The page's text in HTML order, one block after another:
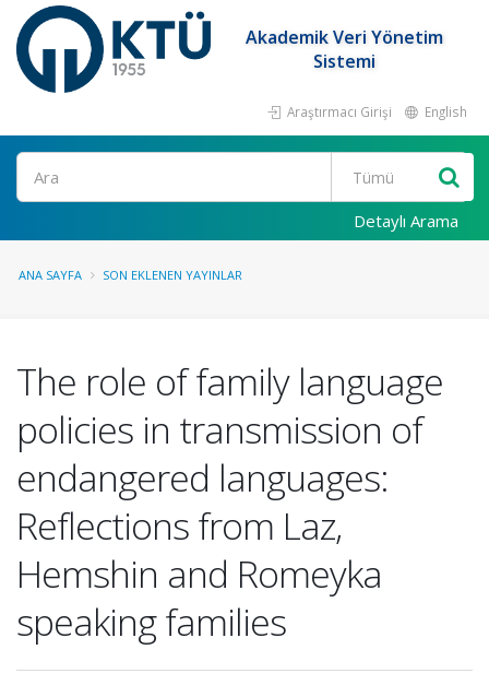
Akademik Veri Yönetim
Sistemi
Araştırmacı Girişi English
Ara
Detaylı Arama
ANA SAYFA SON EKLENEN YAYINLAR
The role of family language
policies in transmission of
endangered languages:
Reflections from Laz,
Hemshin and Romeyka
speaking families